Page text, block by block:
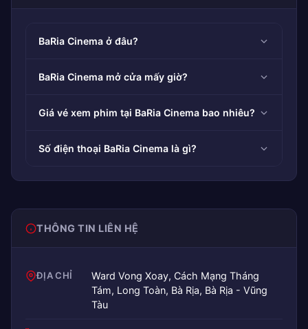
BaRia Cinema ở đâu?
BaRia Cinema mở cửa mấy giờ?
Giá vé xem phim tại BaRia Cinema bao nhiêu?
Số điện thoại BaRia Cinema là gì?
THÔNG TIN LIÊN HỆ
ĐỊA CHỈ
Ward Vong Xoay, Cách Mạng Tháng
Tám, Long Toàn, Bà Rịa, Bà Rịa - Vũng
Tàu